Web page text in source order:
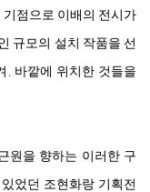
점으로 이배의 전시가
규모의 설치 작품을 선
, 바깥에 위치한 것들을
원을 향하는 이러한 구
었던 조현화랑 기획전